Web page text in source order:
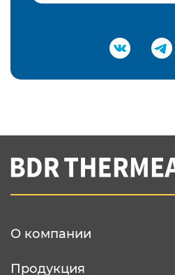
Подтвердить e-mail
Вы соглашаетесь с нашей
конфеденциальности
О компании
Продукция